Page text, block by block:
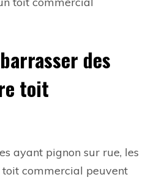
des
toit
ayant pignon sur rue, les
toit commercial peuvent